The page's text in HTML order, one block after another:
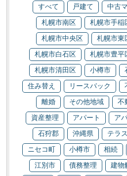
すべて 戸建て 中古
札幌市南区
札幌市手稲
札幌市中央区
札幌市東
札幌市白石区
札幌市豊平
札幌市清田区
小樽市
住み替え
リースバック
離婚
その他地域 不
資産整理
アパート ア
石狩郡
沖縄県 テラ
ニセコ町
小樽市 相続
江別市
債務整理 建物